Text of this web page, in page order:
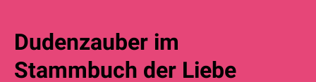
Dudenzauber im
Stammbuch der Liebe